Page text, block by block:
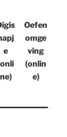
e
ne)
Oefen
omge
ving
(onlin
e)